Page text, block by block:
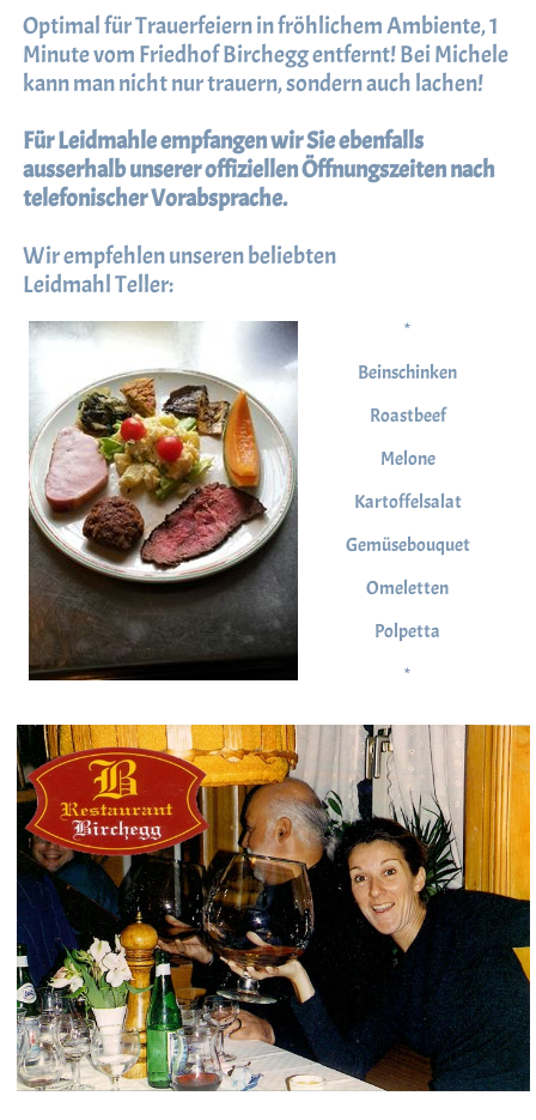
Optimal für Trauerfeiern in fröhlichem Ambiente, 1
Minute vom Friedhof Birchegg entfernt! Bei Michele
kann man nicht nur trauern, sondern auch lachen!
Für Leidmahle empfangen wir Sie ebenfalls
ausserhalb unserer offiziellen Öffnungszeiten nach
telefonischer Vorabsprache.
Wir empfehlen unseren beliebten
Leidmahl Teller:
*
Beinschinken
Roastbeef
Melone
Kartoffelsalat
Gemüsebouquet
Omeletten
Polpetta
*